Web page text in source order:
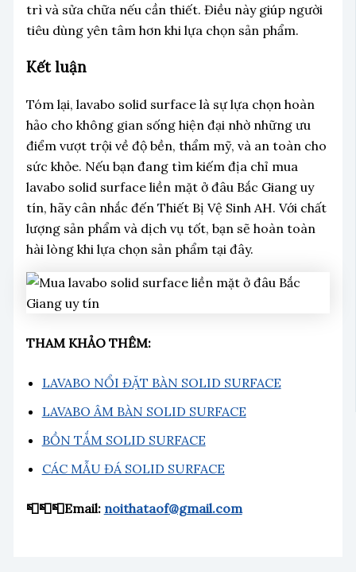
trì và sửa chữa nếu cần thiết. Điều này giúp người
tiêu dùng yên tâm hơn khi lựa chọn sản phẩm.
Kết luận
Tóm lại, lavabo solid surface là sự lựa chọn hoàn
hảo cho không gian sống hiện đại nhờ những ưu
điểm vượt trội về độ bền, thẩm mỹ, và an toàn cho
sức khỏe. Nếu bạn đang tìm kiếm địa chỉ mua
lavabo solid surface liền mặt ở đâu Bắc Giang uy
tín, hãy cân nhắc đến Thiết Bị Vệ Sinh AH. Với chất
lượng sản phẩm và dịch vụ tốt, bạn sẽ hoàn toàn
hài lòng khi lựa chọn sản phẩm tại đây.
THAM KHẢO THÊM:
LAVABO NỔI ĐẶT BÀN SOLID SURFACE
LAVABO ÂM BÀN SOLID SURFACE
BỒN TẮM SOLID SURFACE
CÁC MẪU ĐÁ SOLID SURFACE
📮📮📮Email: noithataof@gmail.com